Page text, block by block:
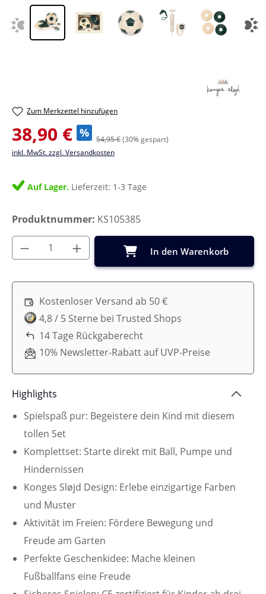
Zum Merkzettel hinzufügen
Verkaufspreis:
38,90 € % 54,95 €(30% gespart)
inkl. MwSt. zzgl. Versandkosten
Auf Lager. Lieferzeit: 1-3 Tage
Produktnummer: KS105385
Produkt Anzahl: Gib den gewünschten
In den Warenkorb
Kostenloser Versand ab 50 €
4,8 / 5 Sterne bei Trusted Shops
14 Tage Rückgaberecht
10% Newsletter-Rabatt auf UVP-Preise
Highlights
Spielspaß pur: Begeistere dein Kind mit diesem
tollen Set
Komplettset: Starte direkt mit Ball, Pumpe und
Hindernissen
Konges Sløjd Design: Erlebe einzigartige Farben
und Muster
Aktivität im Freien: Fördere Bewegung und
Freude am Garten
Perfekte Geschenkidee: Mache kleinen
Fußballfans eine Freude